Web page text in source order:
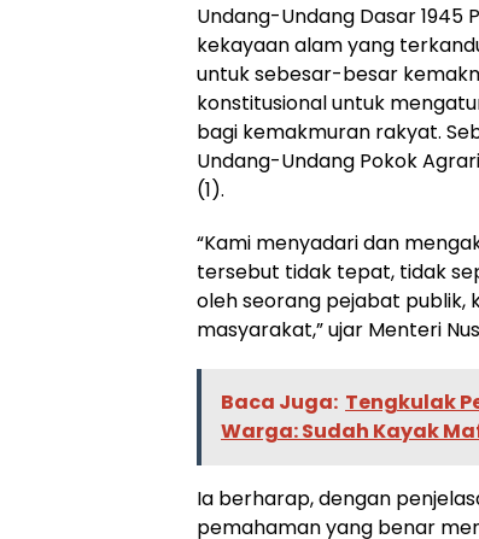
Undang-Undang Dasar 1945
kekayaan alam yang
untuk sebesar-besar
konstitusional untuk
bagi kemakmuran rakyat.
Undang-Undang Pokok
(1).
“Kami menyadari dan
tersebut tidak tepat, tidak
oleh seorang pejabat publik,
masyarakat,” ujar Menteri
Baca Juga: Tengkulak
Warga: Sudah Kayak
Ia berharap, dengan
pemahaman yang benar